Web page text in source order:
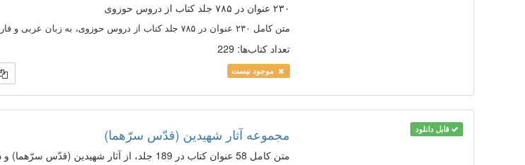
۲۳۰ عنوان در ۷۸۵ جلد كتاب از دروس حوزوی
متن کامل ۲۳۰ عنوان در ۷۸۵ جلد كتاب از دروس حوزوی، به زبان عربی و فارسی، مشتمل بر موضوعات: ادبیات عربی، فقه، اصول ففه، فلسفه، منطق و ...
تعداد کتاب‌ها: 229
موجود نیست
قابل دانلود مجموعه آثار شهیدین (قدّس سرّهما)
متن كامل 58 عنوان كتاب در 189 جلد، از آثار شهیدین (قدّس سرّهما) و ديگر آثار مرتبط، به زبان عربی و فارسی